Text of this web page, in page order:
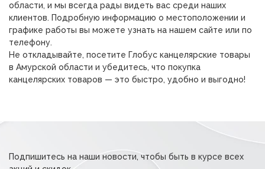
области, и мы всегда рады видеть вас среди наших
клиентов. Подробную информацию о местоположении и
графике работы вы можете узнать на нашем сайте или по
телефону.
Не откладывайте, посетите Глобус канцелярские товары
в Амурской области и убедитесь, что покупка
канцелярских товаров — это быстро, удобно и выгодно!
Подпишитесь на наши новости, чтобы быть в курсе всех